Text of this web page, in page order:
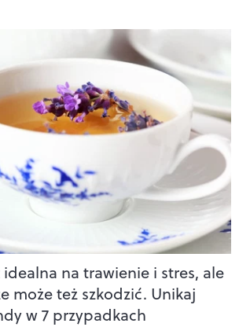
na trawienie i stres, ale
może też szkodzić. Unikaj
w 7 przypadkach